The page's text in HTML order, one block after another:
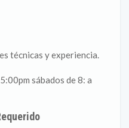
técnicas y experiencia.
sábados de 8: a